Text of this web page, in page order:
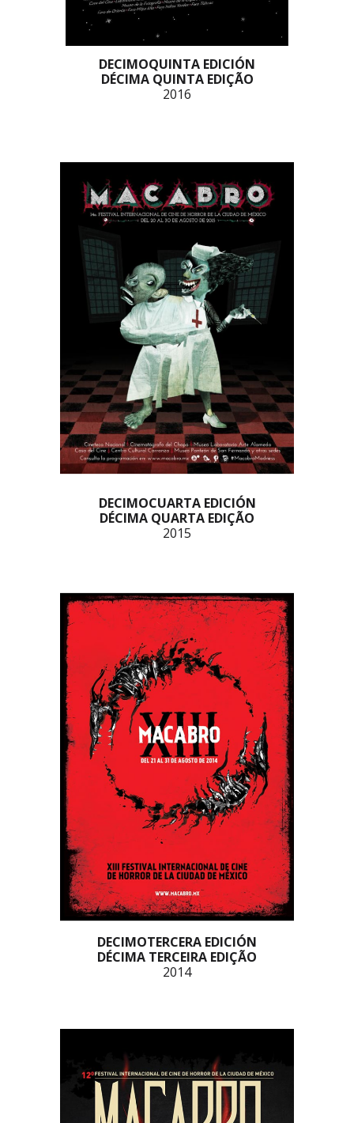
DECIMOQUINTA EDICIÓN
DÉCIMA QUINTA EDIÇÃO
2016
DECIMOCUARTA EDICIÓN
DÉCIMA QUARTA EDIÇÃO
2015
DECIMOTERCERA EDICIÓN
DÉCIMA TERCEIRA EDIÇÃO
2014